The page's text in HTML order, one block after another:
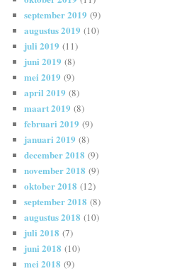
september 2019 (9)
augustus 2019 (10)
juli 2019 (11)
juni 2019 (8)
mei 2019 (9)
april 2019 (8)
maart 2019 (8)
februari 2019 (9)
januari 2019 (8)
december 2018 (9)
november 2018 (9)
oktober 2018 (12)
september 2018 (8)
augustus 2018 (10)
juli 2018 (7)
juni 2018 (10)
mei 2018 (9)